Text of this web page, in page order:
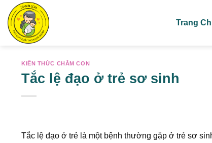
Skip
content
Trang
KIẾN THỨC CHĂM CON
Tắc lệ đạo ở trẻ sơ sinh
Tắc lệ đạo ở trẻ là một bệnh thường gặp ở trẻ sơ